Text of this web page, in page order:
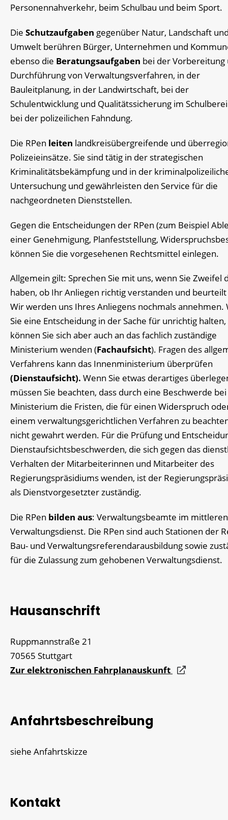
Personennahverkehr, beim Schulbau und beim Sport.
Die Schutzaufgaben gegenüber Natur, Landschaft
Umwelt berühren Bürger, Unternehmen und
ebenso die Beratungsaufgaben bei der Vorbereitung
Durchführung von Verwaltungsverfahren, in der
Bauleitplanung, in der Landwirtschaft, bei der
Schulentwicklung und Qualitätssicherung im
bei der polizeilichen Fahndung.
Die RPen leiten landkreisübergreifende und
Polizeieinsätze. Sie sind tätig in der strategischen
Kriminalitätsbekämpfung und in der
Untersuchung und gewährleisten den Service für die
nachgeordneten Dienststellen.
Gegen die Entscheidungen der RPen (zum Beispiel
einer Genehmigung, Planfeststellung,
können Sie die vorgesehenen Rechtsmittel einlegen.
Allgemein gilt: Sprechen Sie mit uns, wenn Sie Zweifel
haben, ob Ihr Anliegen richtig verstanden und
Wir werden uns Ihres Anliegens nochmals annehmen.
Sie eine Entscheidung in der Sache für unrichtig halten,
können Sie sich aber auch an das fachlich zuständige
Ministerium wenden (Fachaufsicht). Fragen des
Verfahrens kann das Innenministerium überprüfen
(Dienstaufsicht). Wenn Sie etwas derartiges
müssen Sie beachten, dass durch eine Beschwerde
Ministerium die Fristen, die für einen Widerspruch
einem verwaltungsgerichtlichen Verfahren zu
nicht gewahrt werden. Für die Prüfung und
Dienstaufsichtsbeschwerden, die sich gegen das
Verhalten der Mitarbeiterinnen und Mitarbeiter des
Regierungspräsidiums wenden, ist der
als Dienstvorgesetzter zuständig.
Die RPen bilden aus: Verwaltungsbeamte im mittleren
Verwaltungsdienst. Die RPen sind auch Stationen der
Bau- und Verwaltungsreferendarausbildung sowie
für die Zulassung zum gehobenen Verwaltungsdienst.
Hausanschrift
Ruppmannstraße 21
70565 Stuttgart
Zur elektronischen Fahrplanauskunft
Anfahrtsbeschreibung
siehe Anfahrtskizze
Kontakt